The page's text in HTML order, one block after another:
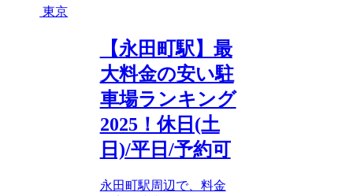
東京
【永田町駅】最
大料金の安い駐
車場ランキング
2025！休日(土
日)/平日/予約可
永田町駅周辺で、料金